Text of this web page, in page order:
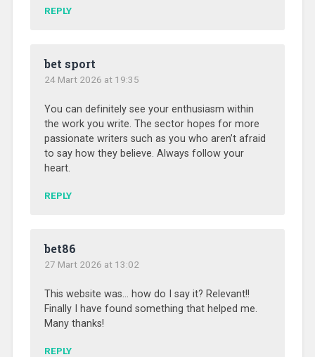
REPLY
bet sport
24 Mart 2026 at 19:35
You can definitely see your enthusiasm within
the work you write. The sector hopes for more
passionate writers such as you who aren’t afraid
to say how they believe. Always follow your
heart.
REPLY
bet86
27 Mart 2026 at 13:02
This website was… how do I say it? Relevant!!
Finally I have found something that helped me.
Many thanks!
REPLY